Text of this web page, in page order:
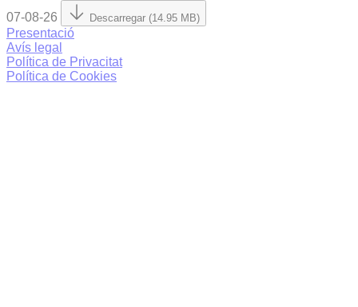
07-08-26 Descarregar (14.95 MB)
Presentació
Avís legal
Política de Privacitat
Política de Cookies